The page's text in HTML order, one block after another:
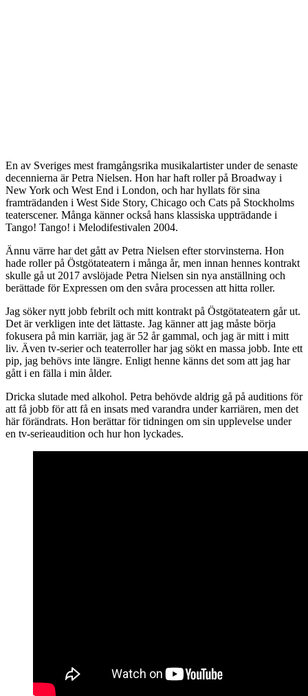
En av Sveriges mest framgångsrika musikalartister under de senaste
decennierna är Petra Nielsen. Hon har haft roller på Broadway i
New York och West End i London, och har hyllats för sina
framträdanden i West Side Story, Chicago och Cats på Stockholms
teaterscener. Många känner också hans klassiska uppträdande i
Tango! Tango! i Melodifestivalen 2004.
Ännu värre har det gått av Petra Nielsen efter storvinsterna. Hon
hade roller på Östgötateatern i många år, men innan hennes kontrakt
skulle gå ut 2017 avslöjade Petra Nielsen sin nya anställning och
berättade för Expressen om den svåra processen att hitta roller.
Jag söker nytt jobb febrilt och mitt kontrakt på Östgötateatern går ut.
Det är verkligen inte det lättaste. Jag känner att jag måste börja
fokusera på min karriär, jag är 52 år gammal, och jag är mitt i mitt
liv. Även tv-serier och teaterroller har jag sökt en massa jobb. Inte ett
pip, jag behövs inte längre. Enligt henne känns det som att jag har
gått i en fälla i min ålder.
Dricka slutade med alkohol. Petra behövde aldrig gå på auditions för
att få jobb för att få en insats med varandra under karriären, men det
här förändrats. Hon berättar för tidningen om sin upplevelse under
en tv-serieaudition och hur hon lyckades.